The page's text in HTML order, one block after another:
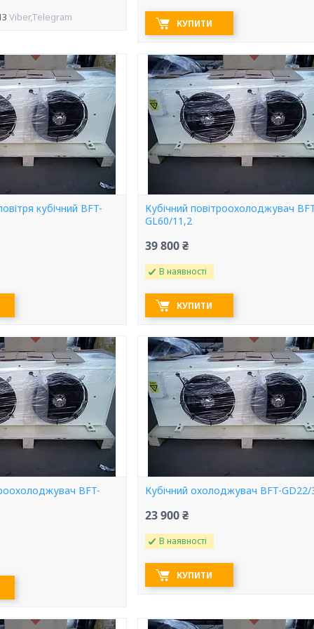
Viber,Telegram
КУПИТИ
кубічний BFT-
Кубічний повітроохолоджувач
GL60/11,2
39 800 ₴
В наявності
КУПИТИ
BFT- Кубічний охолоджувач BFT-GD22/
23 900 ₴
В наявності
КУПИТИ